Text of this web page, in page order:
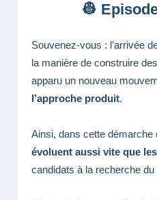
👷
Souvenez-vous : l’arrivée
la manière de construire
apparu un nouveau
l’approche produit.
Ainsi, dans cette démarche
évoluent aussi vite que
candidats à la recherche du